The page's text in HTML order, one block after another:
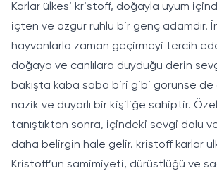
Karlar ülkesi kristoff, doğayla uyum
içten ve özgür ruhlu bir genç adamdır.
hayvanlarla zaman geçirmeyi tercih
doğaya ve canlılara duyduğu derin
bakışta kaba saba biri gibi görünse de
nazik ve duyarlı bir kişiliğe sahiptir.
tanıştıktan sonra, içindeki sevgi dolu
daha belirgin hale gelir. kristoff karlar
Kristoff’un samimiyeti, dürüstlüğü ve